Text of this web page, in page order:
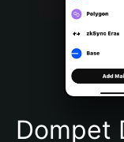
Português (Brasil)
Español (Argentina)
Dompet